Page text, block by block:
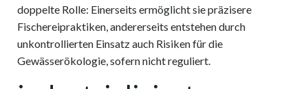
doppelte Rolle: Einerseits ermöglicht sie präzisere
Fischereipraktiken, andererseits entstehen durch
unkontrollierten Einsatz auch Risiken für die
Gewässerökologie, sofern nicht reguliert.